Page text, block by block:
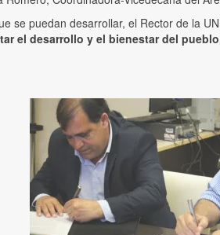
se puedan desarrollar, el Rector de la
el desarrollo y el bienestar del